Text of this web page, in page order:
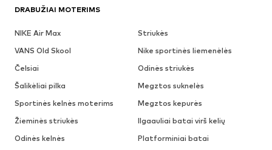
DRABUŽIAI MOTERIMS
NIKE Air Max
Striukės
VANS Old Skool
Nike sportinės liemenėlės
Čelsiai
Odinės striukės
Šalikėliai pilka
Megztos suknelės
Sportinės kelnės moterims
Megztos kepurės
Žieminės striukės
Ilgaauliai batai virš kelių
Odinės kelnės
Platforminiai batai